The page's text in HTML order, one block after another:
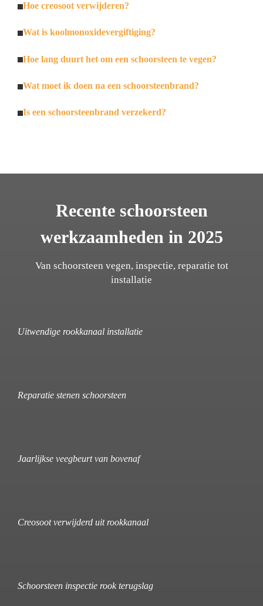
Hoe creosoot verwijderen?
Wat is koolmonoxidevergiftiging?
Hoe lang duurt het om een schoorsteen te vegen?
Wat moet ik doen na een schoorsteenbrand?
Is een schoorsteenbrand verzekerd?
Recente schoorsteen
werkzaamheden in 2025
Van schoorsteen vegen, inspectie, reparatie tot
installatie
Uitwendige rookkanaal installatie
Reparatie stenen schoorsteen
Jaarlijkse veegbeurt van bovenaf
Creosoot verwijderd uit rookkanaal
Schoorsteen inspectie rook terugslag